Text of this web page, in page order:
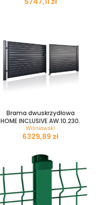
Brama dwuskrzydłowa
HOME INCLUSIVE AW.10.230.
Wiśniowski
zł